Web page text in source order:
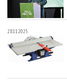
28.11.2025